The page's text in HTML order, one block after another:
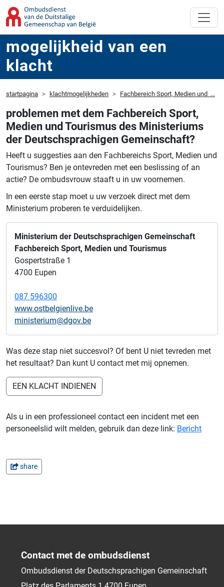
mogelijkheid van een
klacht
startpagina klachtmogelijkheden Fachbereich Sport, Medien und ...
problemen met dem Fachbereich Sport,
Medien und Tourismus des Ministeriums
der Deutschsprachigen Gemeinschaft?
Heeft u suggesties aan den Fachbereichs Sport, Medien und
Tourismus? Ben je ontevreden met een beslissing of an
actie? De ombudsvrouw staaft u in uw voornemen.
In een eerste stap moet u uw verzoek direct met dem
Ministerium proberen te verduidelijken.
Ministerium der Deutschsprachigen Gemeinschaft
Fachbereich Sport, Medien und Tourismus
Gospertstraße 1
4700 Eupen
087 596300
www.ostbelgienlive.be
ministerium@dgov.be
Was deze stap niet succesvol? Of bent U niet tevreden met
het resultaat? Dan kunt U contact met mij opnemen.
EEN KLACHT INDIENEN
Als u in een professioneel contact een incident met een
personeelslid wilt melden, gebruik dan deze link: Bericht
share
Contact met de ombudsdienst
Ombudsdienst der Deutschsprachigen Gemeinschaft